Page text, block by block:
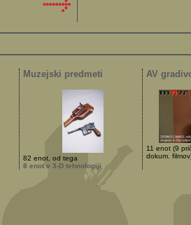
Muzejski predmeti
82 enot, od tega
8 enot v 3-D tehnologiji
AV
11 enot (9
dokum.